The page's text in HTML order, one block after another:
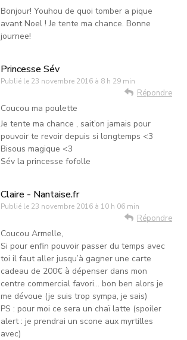
Bonjour! Youhou de quoi tomber a pique
avant Noel ! Je tente ma chance. Bonne
journee!
Princesse Sév
Publié le 23 novembre 2016 à 8 h 29 min
Répondre
Coucou ma poulette
Je tente ma chance , sait’on jamais pour
pouvoir te revoir depuis si longtemps <3
Bisous magique <3
Sév la princesse fofolle
Claire - Nantaise.fr
Publié le 23 novembre 2016 à 10 h 06 min
Répondre
Coucou Armelle,
Si pour enfin pouvoir passer du temps avec
toi il faut aller jusqu’à gagner une carte
cadeau de 200€ à dépenser dans mon
centre commercial favori… bon ben alors je
me dévoue (je suis trop sympa, je sais)
PS : pour moi ce sera un chaï latte (spoiler
alert : je prendrai un scone aux myrtilles
avec)